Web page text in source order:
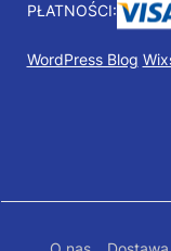
PŁATNOŚCI:
WordPress Blog